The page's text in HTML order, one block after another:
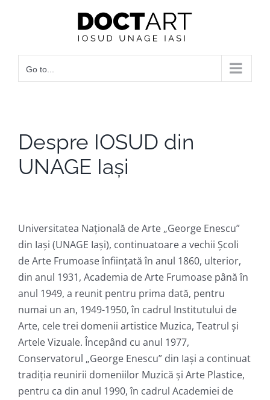
Go to...
Despre IOSUD din
UNAGE Iași
Universitatea Națională de Arte „George Enescu”
din Iași (UNAGE Iași), continuatoare a vechii Școli
de Arte Frumoase înființată în anul 1860, ulterior,
din anul 1931, Academia de Arte Frumoase până în
anul 1949, a reunit pentru prima dată, pentru
numai un an, 1949-1950, în cadrul Institutului de
Arte, cele trei domenii artistice Muzica, Teatrul și
Artele Vizuale. Începând cu anul 1977,
Conservatorul „George Enescu” din Iași a continuat
tradiția reunirii domeniilor Muzică și Arte Plastice,
pentru ca din anul 1990, în cadrul Academiei de